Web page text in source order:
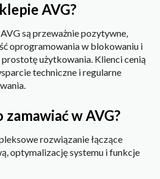
AVG?
są przeważnie pozytywne,
oprogramowania w blokowaniu i
użytkowania. Klienci cenią
techniczne i regularne
w AVG?
rozwiązanie łączące
optymalizację systemu i funkcje